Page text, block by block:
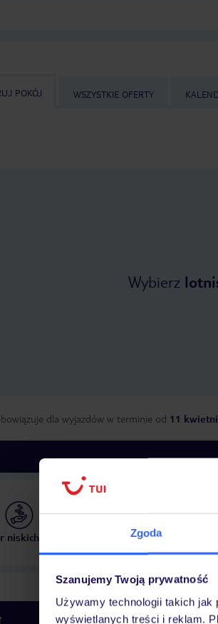
Zgoda
Szanujemy Twoją prywatność
Używamy technologii takich
wyświetlanych treści i reklam.
POKÓJ WSZYSTKIE OFERTY
Wybierz
dla wyjazdów w terminie od 11
niskich cen
Największe biuro podróży
Hotel